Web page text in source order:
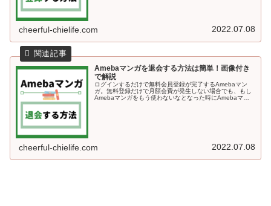
cheerful-chielife.com 2022.07.08
Amebaマンガを退会する方法は簡単！画像付き
で解説
ログインするだけで無料会員登録が完了するAmebaマン
ガ。無料登録だけで月額会費が発生しない場合でも、もし
Amebaマンガをもう使わないなとなった時にAmebaマン
cheerful-chielife.com 2022.07.08